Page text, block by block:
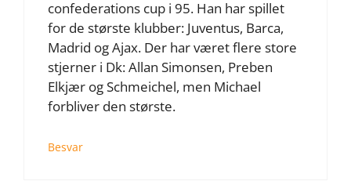
confederations cup i 95. Han har spillet
for de største klubber: Juventus, Barca,
Madrid og Ajax. Der har været flere store
stjerner i Dk: Allan Simonsen, Preben
Elkjær og Schmeichel, men Michael
forbliver den største.
Besvar